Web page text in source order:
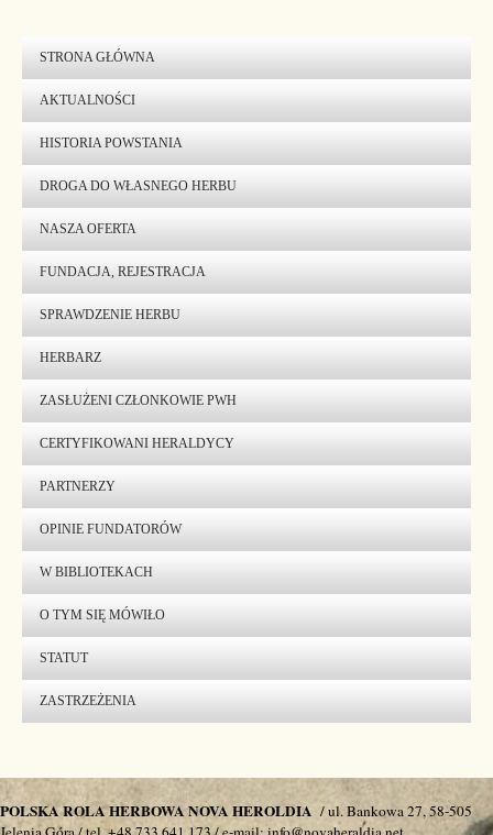
STRONA GŁÓWNA
AKTUALNOŚCI
HISTORIA POWSTANIA
DROGA DO WŁASNEGO HERBU
NASZA OFERTA
FUNDACJA, REJESTRACJA
SPRAWDZENIE HERBU
HERBARZ
ZASŁUŻENI CZŁONKOWIE PWH
CERTYFIKOWANI HERALDYCY
PARTNERZY
OPINIE FUNDATORÓW
W BIBLIOTEKACH
O TYM SIĘ MÓWIŁO
STATUT
ZASTRZEŻENIA
POLSKA ROLA HERBOWA NOVA HEROLDIA / ul. Bankowa 27, 58-505